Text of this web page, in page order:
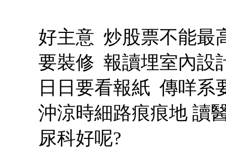
好主意 炒股票不能最
要裝修 報讀埋室內設
日日要看報紙 傳咩系
沖涼時細路痕痕地 讀
尿科好呢?